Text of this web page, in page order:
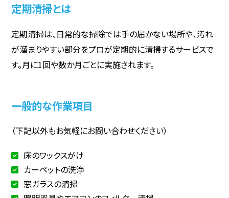
定期清掃とは
定期清掃は、日常的な掃除では手の届かない場所や、汚れ
が溜まりやすい部分をプロが定期的に清掃するサービスで
す。月に1回や数か月ごとに実施されます。
一般的な作業項目
（下記以外もお気軽にお問い合わせください）
床のワックスがけ
カーペットの洗浄
窓ガラスの清掃